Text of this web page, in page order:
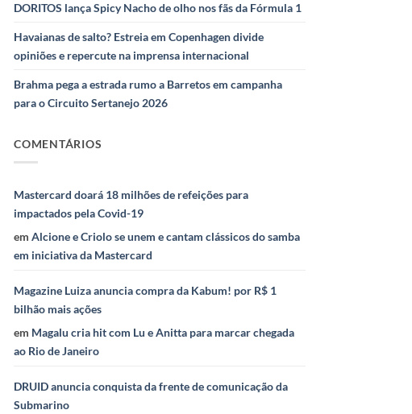
DORITOS lança Spicy Nacho de olho nos fãs da Fórmula 1
Havaianas de salto? Estreia em Copenhagen divide
opiniões e repercute na imprensa internacional
Brahma pega a estrada rumo a Barretos em campanha
para o Circuito Sertanejo 2026
COMENTÁRIOS
Mastercard doará 18 milhões de refeições para
impactados pela Covid-19
emAlcione e Criolo se unem e cantam clássicos do samba
em iniciativa da Mastercard
Magazine Luiza anuncia compra da Kabum! por R$ 1
bilhão mais ações
em Magalu cria hit com Lu e Anitta para marcar chegada
ao Rio de Janeiro
DRUID anuncia conquista da frente de comunicação da
Submarino